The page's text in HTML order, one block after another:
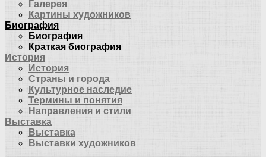
Галерея
Картины художников
Биография
Биография
Краткая биография
История
История
Страны и города
Культурное наследие
Термины и понятия
Направления и стили
Выставка
Выставка
Выставки художников